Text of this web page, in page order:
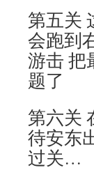
第五关
会跑到
游击 把
题了
第六关
待安东
过关…